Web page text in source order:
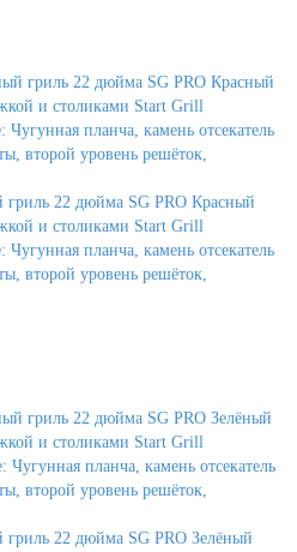
гриль 22 дюйма SG PRO Красный
и столиками Start Grill
планча, камень отсекатель
второй уровень решёток,
гриль 22 дюйма SG PRO Зелёный